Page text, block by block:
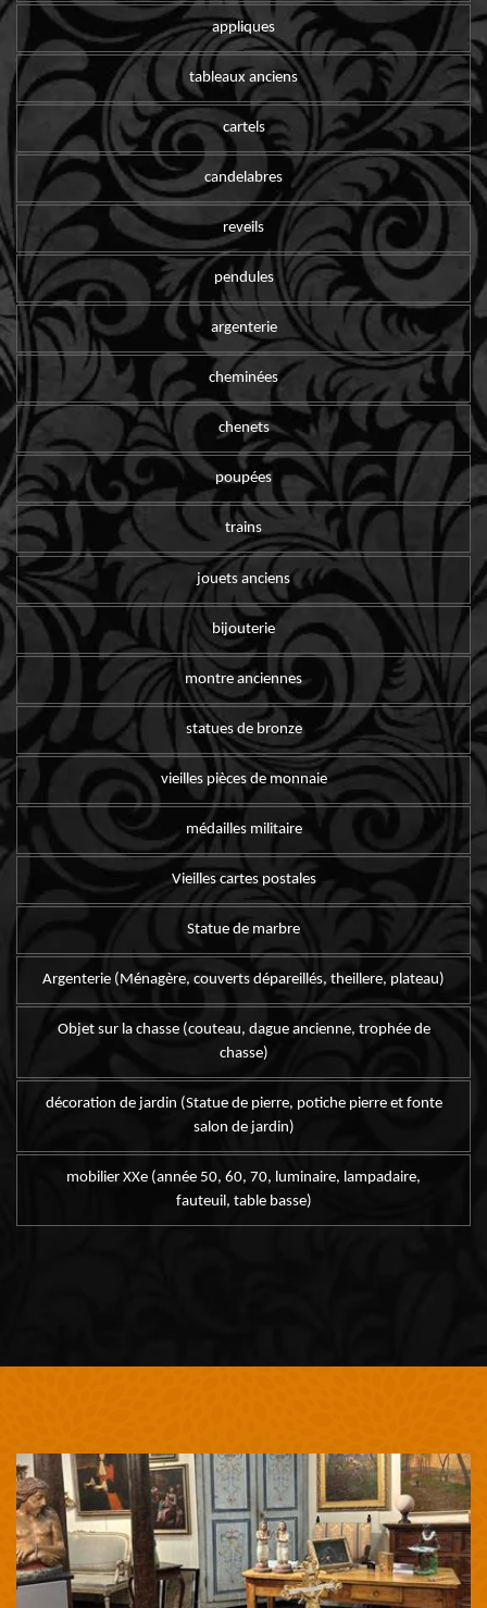
appliques
tableaux anciens
cartels
candelabres
reveils
pendules
argenterie
cheminées
chenets
poupées
trains
jouets anciens
bijouterie
montre anciennes
statues de bronze
vieilles pièces de monnaie
médailles militaire
Vieilles cartes postales
Statue de marbre
Argenterie (Ménagère, couverts dépareillés, theillere, plateau)
Objet sur la chasse (couteau, dague ancienne, trophée de
chasse)
décoration de jardin (Statue de pierre, potiche pierre et fonte
salon de jardin)
mobilier XXe (année 50, 60, 70, luminaire, lampadaire,
fauteuil, table basse)